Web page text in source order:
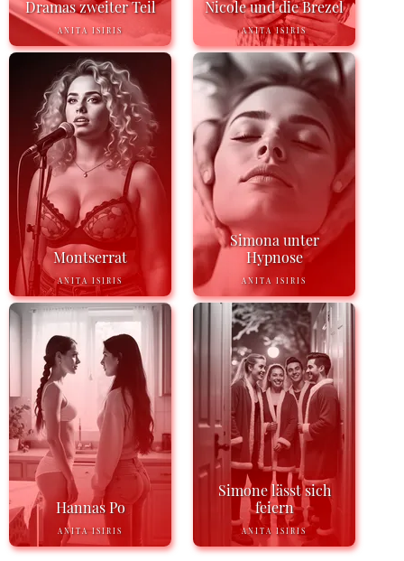
Dramas zweiter Teil
ANITA ISIRIS
Nicole und die Brezel
ANITA ISIRIS
Montserrat
ANITA ISIRIS
Simona unter
Hypnose
ANITA ISIRIS
Hannas Po
ANITA ISIRIS
Simone lässt sich
feiern
ANITA ISIRIS